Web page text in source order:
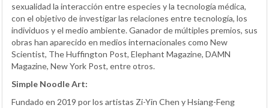
sexualidad la interacción entre especies y la tecnología médica,
con el objetivo de investigar las relaciones entre tecnología, los
individuos y el medio ambiente. Ganador de múltiples premios, sus
obras han aparecido en medios internacionales como New
Scientist, The Huffington Post, Elephant Magazine, DAMN
Magazine, New York Post, entre otros.
Simple Noodle Art:
Fundado en 2019 por los artistas Zi-Yin Chen y Hsiang-Feng